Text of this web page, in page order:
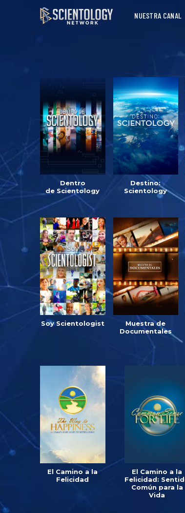
NUESTRA CANAL
Dentro
de Scientology
Destino:
Scientology
Soy Scientologist
Muestra de
Documentales
El Camino a la
Felicidad
El Camino a la
Felicidad:
Común para la
Vida